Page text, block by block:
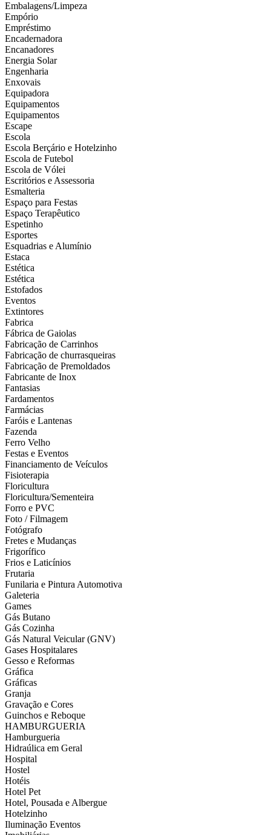
Embalagens/Limpeza
Empório
Empréstimo
Encadernadora
Encanadores
Energia Solar
Engenharia
Enxovais
Equipadora
Equipamentos
Equipamentos
Escape
Escola
Escola Berçário e Hotelzinho
Escola de Futebol
Escola de Vólei
Escritórios e Assessoria
Esmalteria
Espaço para Festas
Espaço Terapêutico
Espetinho
Esportes
Esquadrias e Alumínio
Estaca
Estética
Estética
Estofados
Eventos
Extintores
Fabrica
Fábrica de Gaiolas
Fabricação de Carrinhos
Fabricação de churrasqueiras
Fabricação de Premoldados
Fabricante de Inox
Fantasias
Fardamentos
Farmácias
Faróis e Lantenas
Fazenda
Ferro Velho
Festas e Eventos
Financiamento de Veículos
Fisioterapia
Floricultura
Floricultura/Sementeira
Forro e PVC
Foto / Filmagem
Fotógrafo
Fretes e Mudanças
Frigorífico
Frios e Laticínios
Frutaria
Funilaria e Pintura Automotiva
Galeteria
Games
Gás Butano
Gás Cozinha
Gás Natural Veicular (GNV)
Gases Hospitalares
Gesso e Reformas
Gráfica
Gráficas
Granja
Gravação e Cores
Guinchos e Reboque
HAMBURGUERIA
Hamburgueria
Hidraúlica em Geral
Hospital
Hostel
Hotéis
Hotel Pet
Hotel, Pousada e Albergue
Hotelzinho
Iluminação Eventos